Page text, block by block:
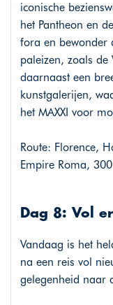
iconische
het Pantheon en
fora en bewonder
paleizen, zoals de
daarnaast een
kunstgalerijen,
het MAXXI voor
Route: Florence,
Empire Roma,
Dag 8: Vol
Vandaag is het
na een reis vol
gelegenheid naar